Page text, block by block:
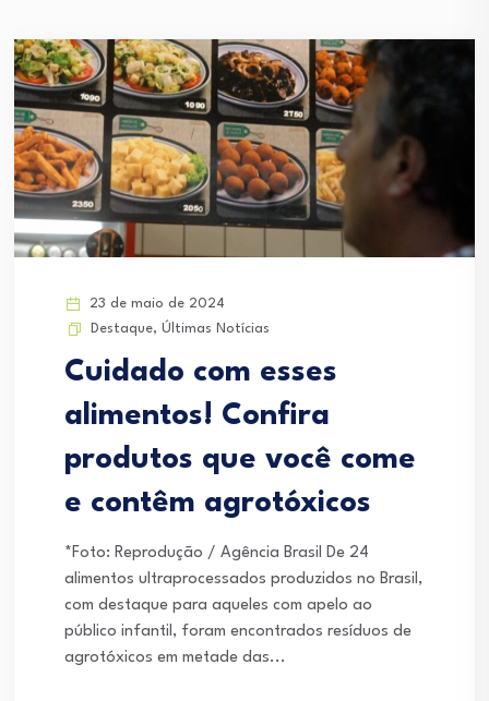
23 de maio de 2024
Destaque, Últimas Notícias
Cuidado com esses
alimentos! Confira
produtos que você come
e contêm agrotóxicos
*Foto: Reprodução / Agência Brasil De 24
alimentos ultraprocessados produzidos no Brasil,
com destaque para aqueles com apelo ao
público infantil, foram encontrados resíduos de
agrotóxicos em metade das...